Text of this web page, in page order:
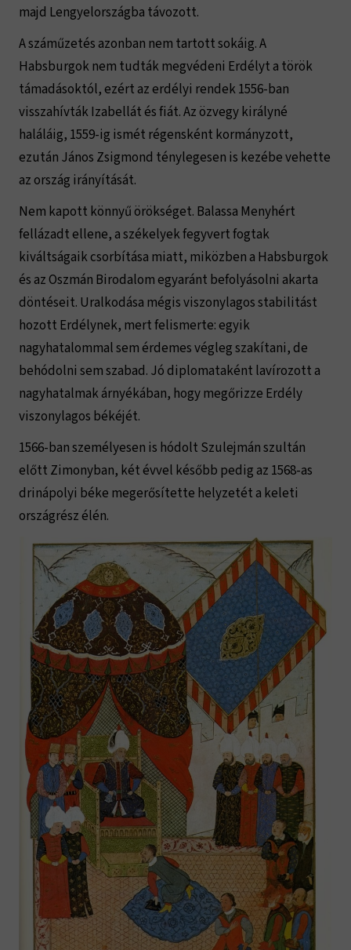
majd Lengyelországba távozott.
A száműzetés azonban nem tartott sokáig. A
Habsburgok nem tudták megvédeni Erdélyt a török
támadásoktól, ezért az erdélyi rendek 1556-ban
visszahívták Izabellát és fiát. Az özvegy királyné
haláláig, 1559-ig ismét régensként kormányzott,
ezután János Zsigmond ténylegesen is kezébe vehette
az ország irányítását.
Nem kapott könnyű örökséget. Balassa Menyhért
fellázadt ellene, a székelyek fegyvert fogtak
kiváltságaik csorbítása miatt, miközben a Habsburgok
és az Oszmán Birodalom egyaránt befolyásolni akarta
döntéseit. Uralkodása mégis viszonylagos stabilitást
hozott Erdélynek, mert felismerte: egyik
nagyhatalommal sem érdemes végleg szakítani, de
behódolni sem szabad. Jó diplomataként lavírozott a
nagyhatalmak árnyékában, hogy megőrizze Erdély
viszonylagos békéjét.
1566-ban személyesen is hódolt Szulejmán szultán
előtt Zimonyban, két évvel később pedig az 1568-as
drinápolyi béke megerősítette helyzetét a keleti
országrész élén.